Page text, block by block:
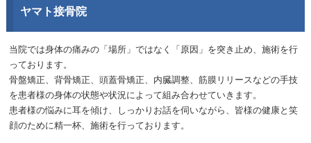
ヤマト接骨院
当院では身体の痛みの「場所」ではなく「原因」を突き止め、施術を行
っております。
骨盤矯正、背骨矯正、頭蓋骨矯正、内臓調整、筋膜リリースなどの手技
を患者様の身体の状態や状況によって組み合わせていきます。
患者様の悩みに耳を傾け、しっかりお話を伺いながら、皆様の健康と笑
顔のために精一杯、施術を行っております。